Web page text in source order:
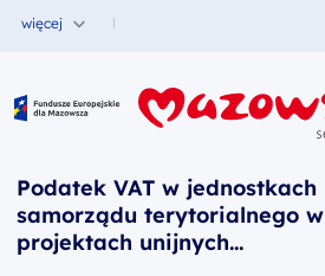
więcej
Fundusze Europejskie dla Mazowsza
Podatek VAT w jednostkach
samorządu terytorialnego w
projektach unijnych